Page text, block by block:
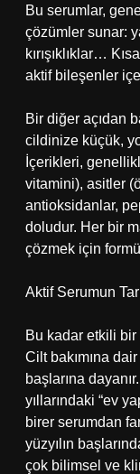
Bu serumlar,
çözümler sunar:
kırışıklıklar…
aktif bileşenler
Bir diğer açıdan
cildinize küçük,
İçerikleri,
vitamini), asitler
antioksidanlar,
doludur. Her bir
çözmek için
Aktif Serumun
Bu kadar etkili
Cilt bakımına
başlarına
yıllarındaki “ev
birer serumdan
yüzyılın
çok bilimsel ve